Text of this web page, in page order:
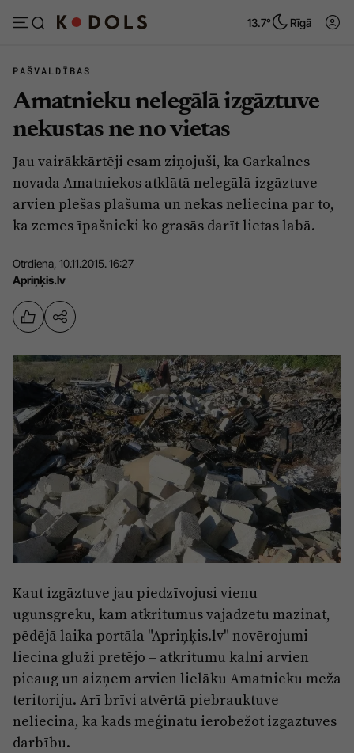
13.7° Rīgā
Abonēt Pieslēgties
Ziņas
Politika
Pašvaldības
Veselība
Ģimene
Sports
Drošība
Tēmas
Viedokļi
Dzīve un ticība
Pasākumi
Pierīga
Ādaži
Ķekava
Mārupe
Ropaži
Salaspils
Saulkrasti
Sigulda
Jūrmala
Projekti
Mediju atbalsta fonds
Zivju fonds
Zaļā nākotne
Iedvesmai nav vecuma
Vide
Kodols
Kontakti
Reklāma
PAŠVALDĪBAS
Amatnieku nelegālā izgāztuve
nekustas ne no vietas
Jau vairākkārtēji esam ziņojuši, ka Garkalnes
novada Amatniekos atklātā nelegālā izgāztuve
arvien plešas plašumā un nekas neliecina par to,
ka zemes īpašnieki ko grasās darīt lietas labā.
Otrdiena, 10.11.2015. 16:27
Apriņķis.lv
Kaut izgāztuve jau piedzīvojusi vienu
ugunsgrēku, kam atkritumus vajadzētu mazināt,
pēdējā laika portāla "Apriņķis.lv" novērojumi
liecina gluži pretējo – atkritumu kalni arvien
pieaug un aizņem arvien lielāku Amatnieku meža
teritoriju. Arī brīvi atvērtā piebrauktuve
neliecina, ka kāds mēģinātu ierobežot izgāztuves
darbību.